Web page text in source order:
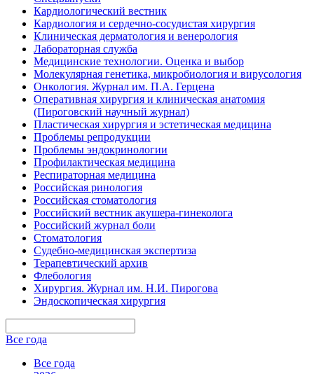
Кардиологический вестник
Кардиология и сердечно-сосудистая хирургия
Клиническая дерматология и венерология
Лабораторная служба
Медицинские технологии. Оценка и выбор
Молекулярная генетика, микробиология и вирусология
Онкология. Журнал им. П.А. Герцена
Оперативная хирургия и клиническая анатомия
(Пироговский научный журнал)
Пластическая хирургия и эстетическая медицина
Проблемы репродукции
Проблемы эндокринологии
Профилактическая медицина
Респираторная медицина
Российская ринология
Российская стоматология
Российский вестник акушера-гинеколога
Российский журнал боли
Стоматология
Судебно-медицинская экспертиза
Терапевтический архив
Флебология
Хирургия. Журнал им. Н.И. Пирогова
Эндоскопическая хирургия
Все года
Все года